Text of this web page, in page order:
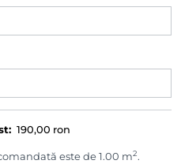
190,00 ron
este de 1.00 m2.